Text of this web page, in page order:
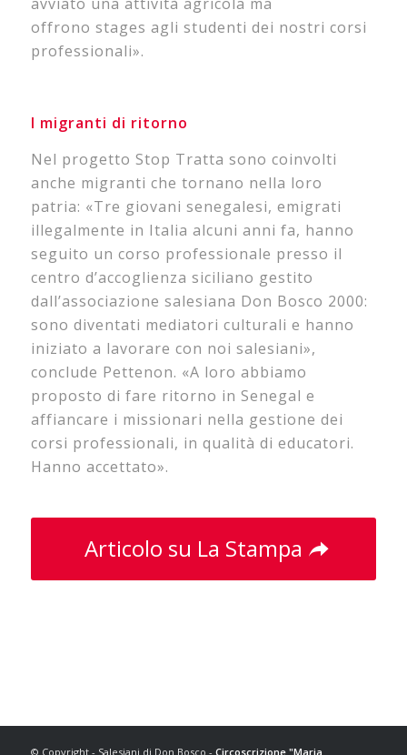
offrono stages agli studenti dei nostri corsi
professionali».
I migranti di ritorno
Nel progetto Stop Tratta sono coinvolti
anche migranti che tornano nella loro
patria: «Tre giovani senegalesi, emigrati
illegalmente in Italia alcuni anni fa, hanno
seguito un corso professionale presso il
centro d’accoglienza siciliano gestito
dall’associazione salesiana Don Bosco 2000:
sono diventati mediatori culturali e hanno
iniziato a lavorare con noi salesiani»,
conclude Pettenon. «A loro abbiamo
proposto di fare ritorno in Senegal e
affiancare i missionari nella gestione dei
corsi professionali, in qualità di educatori.
Hanno accettato».
Articolo su La Stampa
© Copyright - Salesiani di Don Bosco - Circoscrizione "Maria